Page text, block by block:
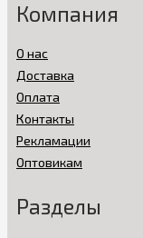
Компания
О нас
Доставка
Оплата
Контакты
Рекламации
Оптовикам
Разделы